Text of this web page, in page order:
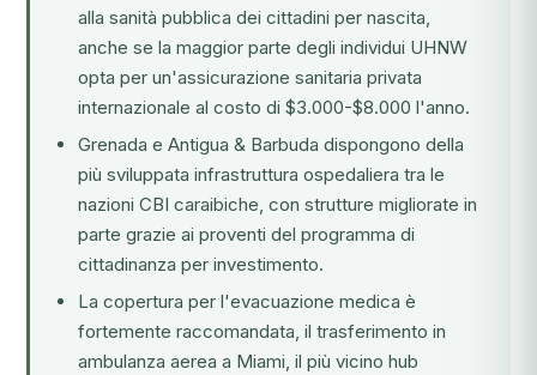
alla sanità pubblica dei cittadini per nascita,
anche se la maggior parte degli individui UHNW
opta per un'assicurazione sanitaria privata
internazionale al costo di $3.000-$8.000 l'anno.
Grenada e Antigua & Barbuda dispongono della
più sviluppata infrastruttura ospedaliera tra le
nazioni CBI caraibiche, con strutture migliorate in
parte grazie ai proventi del programma di
cittadinanza per investimento.
La copertura per l'evacuazione medica è
fortemente raccomandata, il trasferimento in
ambulanza aerea a Miami, il più vicino hub